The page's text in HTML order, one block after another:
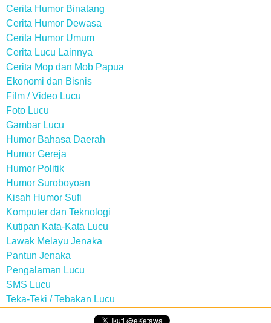
Cerita Humor Binatang
Cerita Humor Dewasa
Cerita Humor Umum
Cerita Lucu Lainnya
Cerita Mop dan Mob Papua
Ekonomi dan Bisnis
Film / Video Lucu
Foto Lucu
Gambar Lucu
Humor Bahasa Daerah
Humor Gereja
Humor Politik
Humor Suroboyoan
Kisah Humor Sufi
Komputer dan Teknologi
Kutipan Kata-Kata Lucu
Lawak Melayu Jenaka
Pantun Jenaka
Pengalaman Lucu
SMS Lucu
Teka-Teki / Tebakan Lucu